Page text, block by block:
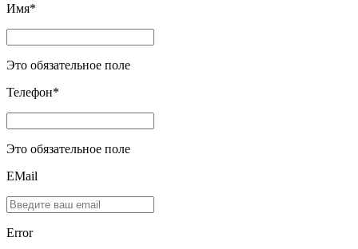
Имя*
Это обязательное поле
Телефон*
Это обязательное поле
EMail
Error